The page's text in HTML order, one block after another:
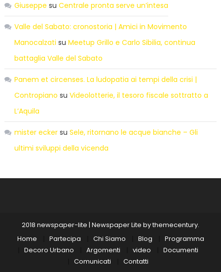
Giuseppe su Centrale pronta serve un’intesa
Valle del Sabato: cronostoria | Amici in Movimento
Manocalzati su Meetup Grillo e Carlo Sibilia, continua
battaglia Valle del Sabato
Panem et circenses. La ludopatia ai tempi della crisi |
Contropiano su Videolotterie, il tesoro fiscale sottratto a
L’Aquila
mister eckersu Sele, ritornano le acque bianche – Gli
ultimi sviluppi della vicenda
2018 newspaper-lite | Newspaper Lite bythemecentury.
Home
Partecipa Chi Siamo Blog
Programma
Decoro Urbano
Argomenti video
Documenti
Comunicati
Contatti